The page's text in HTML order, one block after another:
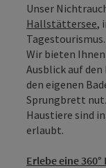
Unser
Hallstättersee,
Tagestourismus.
Wir bieten
Ausblick auf
den eigenen
Sprungbrett
Haustiere sind
erlaubt.
Erlebe eine